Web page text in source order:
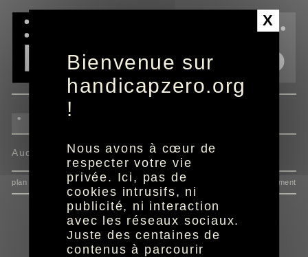
Aucun programme disponible
plan du site données personnelles consentement
X
Bienvenue sur
handicapzero.org
!
Nous avons à cœur de
respecter votre vie
privée. Ici, pas de
cookies intrusifs, ni
publicité, ni interaction
avec les réseaux sociaux.
Juste des centaines de
contenus à parcourir